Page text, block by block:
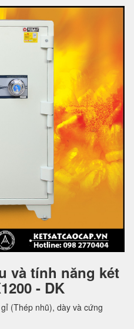
và tính năng két
- DK
(Thép nhũ), dày và cứng